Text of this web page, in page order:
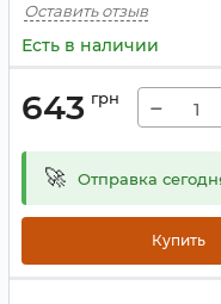
Оставить отзыв
Есть в наличии
643 грн −
🚀 Отправка
Купить